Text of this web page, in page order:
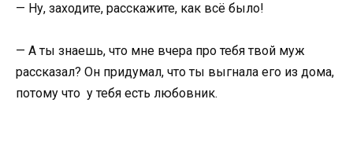
— Ну, заходите, расскажите, как всё было!
— А ты знаешь, что мне вчера про тебя твой муж
рассказал? Он придумал, что ты выгнала его из дома,
потому что у тебя есть любовник.